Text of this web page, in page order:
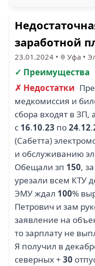
заработной
23.01.2024 • Уфа •
✓ Преимущества
✗ Недостатки
медкомиссия и
сбора входят в
с 16.10.23 по24.12.
(Сабетта)
и обслуживанию
Обещали зп 150,
урезали всем КТУ
ЭМУ ждал 100%
Петрович и зам
заявление на
то зарплату не
Я получил в
северных + 30